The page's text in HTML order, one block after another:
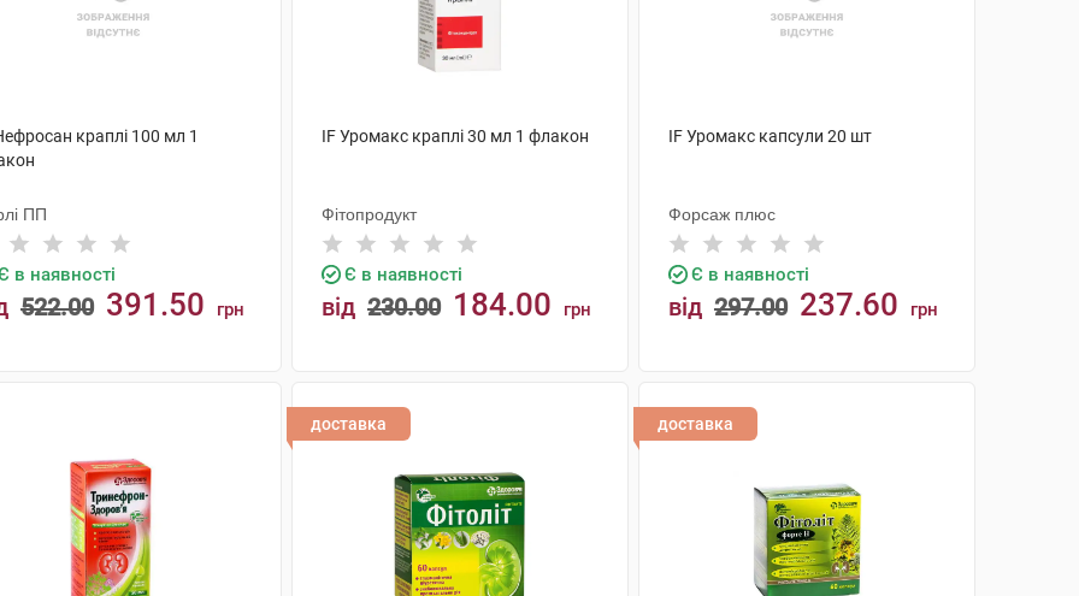
краплі 100 мл 1
ПП
в наявності
522.00 391.50 грн
IF Уромакс краплі 30 мл 1 флакон
Фітопродукт
Є в наявності
від 230.00 184.00 грн
IF Уромакс капсули 20 шт
Форсаж плюс
Є в наявності
від 297.00 237.60 грн
доставка доставка